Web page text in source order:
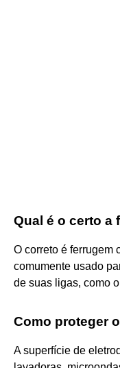
Qual é o certo a
O correto é ferrugem
comumente usado
de suas ligas, como
Como proteger
A superfície de